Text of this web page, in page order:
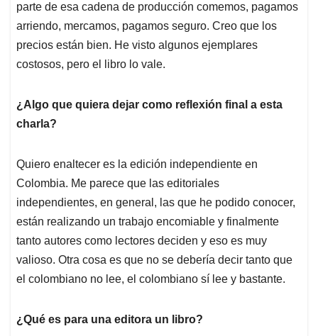
parte de esa cadena de producción comemos, pagamos
arriendo, mercamos, pagamos seguro. Creo que los
precios están bien. He visto algunos ejemplares
costosos, pero el libro lo vale.
¿Algo que quiera dejar como reflexión final a esta
charla?
Quiero enaltecer es la edición independiente en
Colombia. Me parece que las editoriales
independientes, en general, las que he podido conocer,
están realizando un trabajo encomiable y finalmente
tanto autores como lectores deciden y eso es muy
valioso. Otra cosa es que no se debería decir tanto que
el colombiano no lee, el colombiano sí lee y bastante.
¿Qué es para una editora un libro?